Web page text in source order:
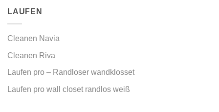
LAUFEN
Cleanen Navia
Cleanen Riva
Laufen pro – Randloser wandklosset
Laufen pro wall closet randlos weiß